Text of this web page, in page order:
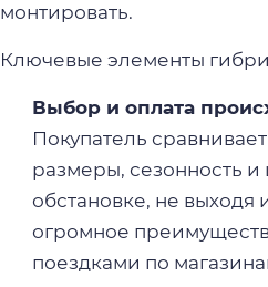
монтировать.
Ключевые элементы
Выбор и оплата
Покупатель
размеры, сезонность
обстановке, не выходя
огромное
поездками по